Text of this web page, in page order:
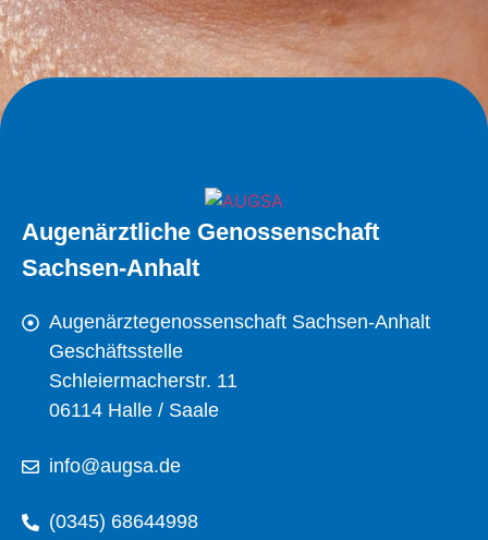
Augenärztliche Genossenschaft
Sachsen-Anhalt
Augenärztegenossenschaft Sachsen-Anhalt
Geschäftsstelle
Schleiermacherstr. 11
06114 Halle / Saale
info@augsa.de
(0345) 68644998